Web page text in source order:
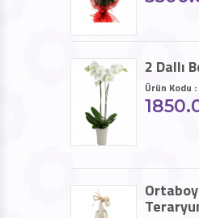
2 Dallı
Ürün Kodu